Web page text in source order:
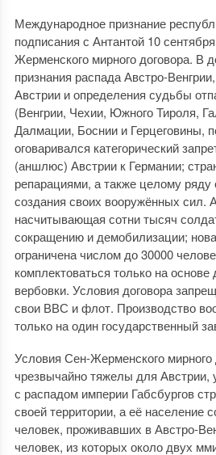
Международное признание
подписания с Антантой 10
Жерменского мирного договора. В
признания распада Австро-
Австрии и определения судьбы
(Венгрии, Чехии, Южного Тироля,
Далмации, Боснии и Герцеговины,
оговаривался категорический
(аншлюс) Австрии к Германии;
репарациями, а также целому ряду
создания своих вооружённых сил.
насчитывающая сотни тысяч
сокращению и демобилизации;
ограничена числом до 30000
комплектоваться только на
вербовки. Условия договора
свои ВВС и флот. Производство
только на один государственный
Условия Сен-Жерменского
чрезвычайно тяжелы для Австрии,
с распадом империи Габсбургов
своей территории, а её население
человек, проживавших в Австро-
человек, из которых около двух